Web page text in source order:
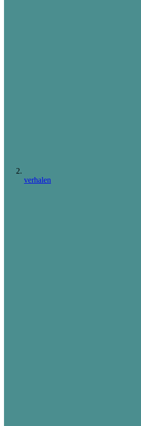
verhalen